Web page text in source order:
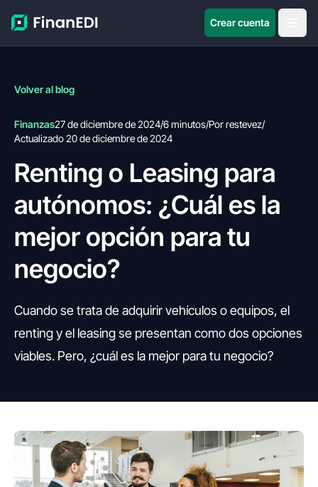
Crear cuenta
Volver al blog
Finanzas27 de diciembre de 2024/6 minutos/Por restevez/
Actualizado 20 de diciembre de 2024
Renting o Leasing para
autónomos: ¿Cuál es la
mejor opción para tu
negocio?
Cuando se trata de adquirir vehículos o equipos, el
renting y el leasing se presentan como dos opciones
viables. Pero, ¿cuál es la mejor para tu negocio?